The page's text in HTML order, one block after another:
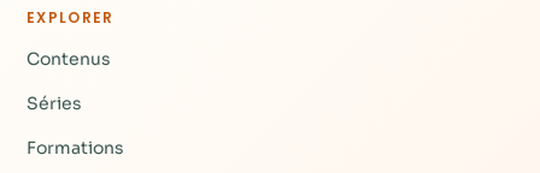
EXPLORER
Contenus
Séries
Formations